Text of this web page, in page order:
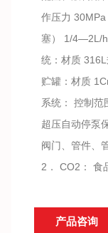
作压力
塞） 1/4—2L/h
统：材质
贮罐：材质
系统： 控制
超压自动停泵
阀门、管件、
2． CO2： 食
产品咨询